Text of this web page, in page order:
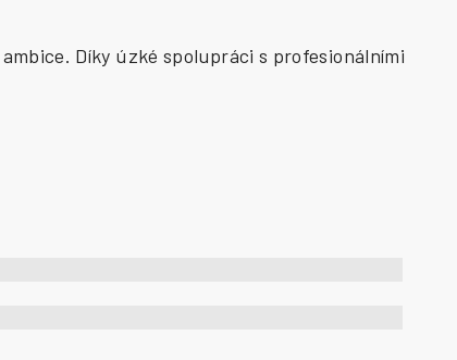
Díky úzké spolupráci s profesionálními